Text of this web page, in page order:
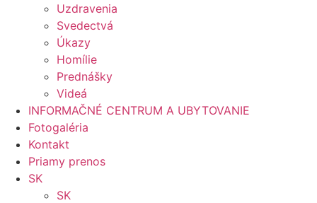
Uzdravenia
Svedectvá
Úkazy
Homílie
Prednášky
Videá
INFORMAČNÉ CENTRUM A UBYTOVANIE
Fotogaléria
Kontakt
Priamy prenos
SK
SK